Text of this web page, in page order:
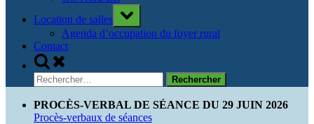
Location de salles
Toggle
sub-
menu
Agenda d’occupation du foyer rural
Contact
Toggle
search
form
Rechercher :
PROCÈS-VERBAL DE SÉANCE DU 29 JUIN 2026
Procès-verbaux de séances